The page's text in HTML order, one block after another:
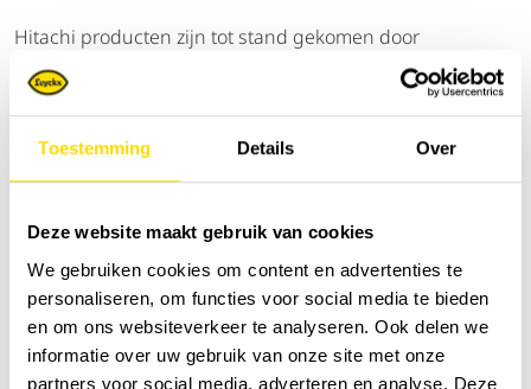
Toestemming Details Over
Deze website maakt gebruik van cookies
We gebruiken cookies om content en advertenties te
personaliseren, om functies voor social media te bieden
en om ons websiteverkeer te analyseren. Ook delen we
informatie over uw gebruik van onze site met onze
partners voor social media, adverteren en analyse. Deze
Hitachi producten zijn tot stand gekomen door
doorgedreven research en zijn ontwikkeld zodat ze een
bijdrage kunnen leveren aan een duurzame samenleving
voor de volgende generatie.
hitachicm.com/eu
Sorteer op: